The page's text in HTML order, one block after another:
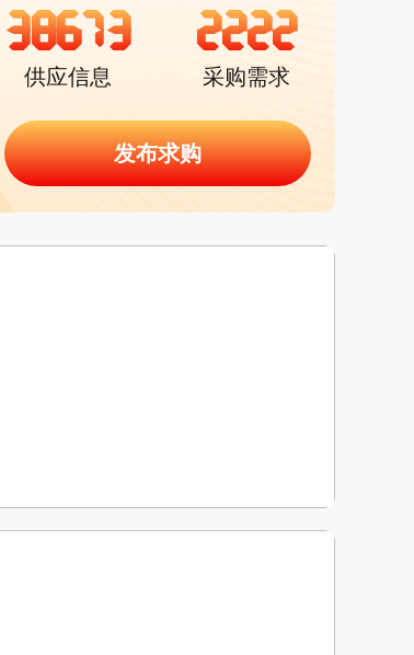
38673
供应信息
2222
采购需求
发布求购